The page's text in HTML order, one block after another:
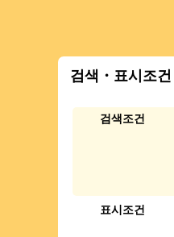
검색・표시조건
검색조건
표시조건